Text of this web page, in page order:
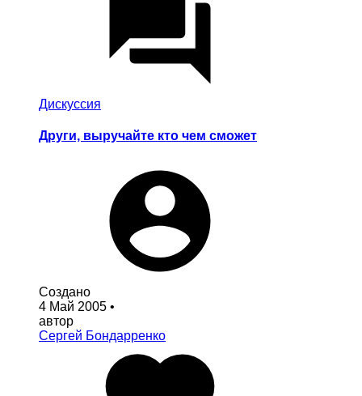
Дискуссия
Други, выручайте кто чем сможет
Создано
4 Май 2005 •
автор
Сергей Бондарренко